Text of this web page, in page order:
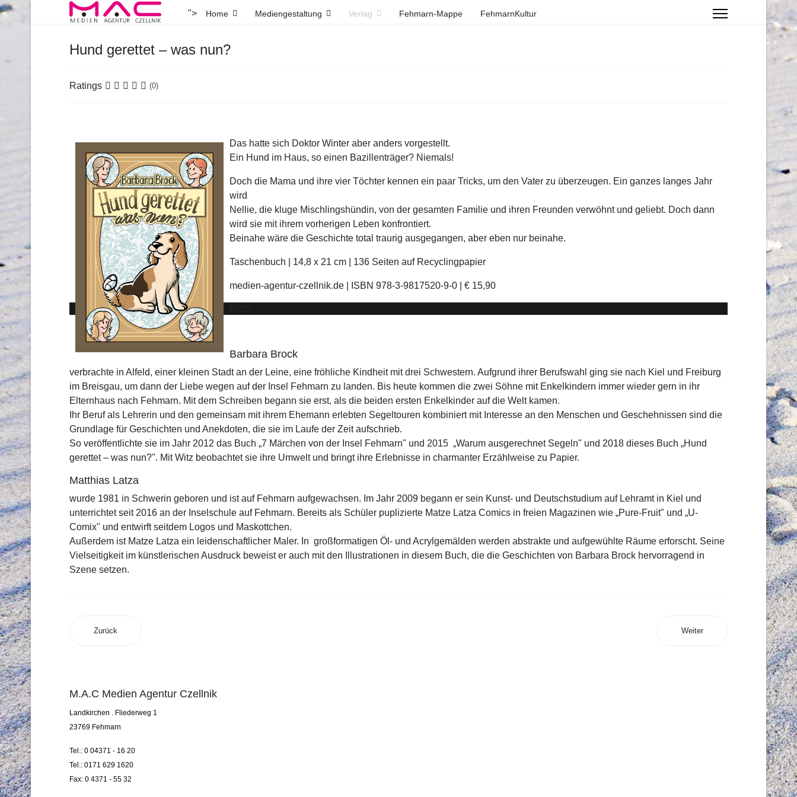
"> Home Mediengestaltung Verlag Fehmarn-Mappe FehmarnKultur
Hund gerettet – was nun?
Ratings (0)
Das hatte sich Doktor Winter aber anders vorgestellt.
Ein Hund im Haus, so einen Bazillenträger? Niemals!
Doch die Mama und ihre vier Töchter kennen ein paar Tricks, um den Vater zu überzeugen. Ein ganzes langes Jahr
wird
Nellie, die kluge Mischlingshündin, von der gesamten Familie und ihren Freunden verwöhnt und geliebt. Doch dann
wird sie mit ihrem vorherigen Leben konfrontiert.
Beinahe wäre die Geschichte total traurig ausgegangen, aber eben nur beinahe.
Taschenbuch | 14,8 x 21 cm | 136 Seiten auf Recyclingpapier
medien-agentur-czellnik.de | ISBN 978-3-9817520-9-0 | € 15,90
Barbara Brock
verbrachte in Alfeld, einer kleinen Stadt an der Leine, eine fröhliche Kindheit mit drei Schwestern. Aufgrund ihrer Berufswahl ging sie nach Kiel und Freiburg
im Breisgau, um dann der Liebe wegen auf der Insel Fehmarn zu landen. Bis heute kommen die zwei Söhne mit Enkelkindern immer wieder gern in ihr
Elternhaus nach Fehmarn. Mit dem Schreiben begann sie erst, als die beiden ersten Enkelkinder auf die Welt kamen.
Ihr Beruf als Lehrerin und den gemeinsam mit ihrem Ehemann erlebten Segeltouren kombiniert mit Interesse an den Menschen und Geschehnissen sind die
Grundlage für Geschichten und Anekdoten, die sie im Laufe der Zeit aufschrieb.
So veröffentlichte sie im Jahr 2012 das Buch „7 Märchen von der Insel Fehmarn" und 2015 „Warum ausgerechnet Segeln" und 2018 dieses Buch „Hund
gerettet – was nun?". Mit Witz beobachtet sie ihre Umwelt und bringt ihre Erlebnisse in charmanter Erzählweise zu Papier.
Matthias Latza
wurde 1981 in Schwerin geboren und ist auf Fehmarn aufgewachsen. Im Jahr 2009 begann er sein Kunst- und Deutschstudium auf Lehramt in Kiel und
unterrichtet seit 2016 an der Inselschule auf Fehmarn. Bereits als Schüler puplizierte Matze Latza Comics in freien Magazinen wie „Pure-Fruit" und „U-
Comix" und entwirft seitdem Logos und Maskottchen.
Außerdem ist Matze Latza ein leidenschaftlicher Maler. In großformatigen Öl- und Acrylgemälden werden abstrakte und aufgewühlte Räume erforscht. Seine
Vielseitigkeit im künstlerischen Ausdruck beweist er auch mit den Illustrationen in diesem Buch, die die Geschichten von Barbara Brock hervorragend in
Szene setzen.
Zurück Weiter
M.A.C Medien Agentur Czellnik
Landkirchen . Fliederweg 1
23769 Fehmarn
Tel.: 0 04371 - 16 20
Tel.: 0171 629 1620
Fax: 0 4371 - 55 32